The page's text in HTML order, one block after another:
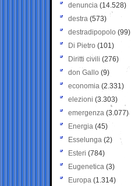
denuncia (14.528)
destra (573)
destradipopolo (99)
Di Pietro (101)
Diritti civili (276)
don Gallo (9)
economia (2.331)
elezioni (3.303)
emergenza (3.077)
Energia (45)
Esselunga (2)
Esteri (784)
Eugenetica (3)
Europa (1.314)